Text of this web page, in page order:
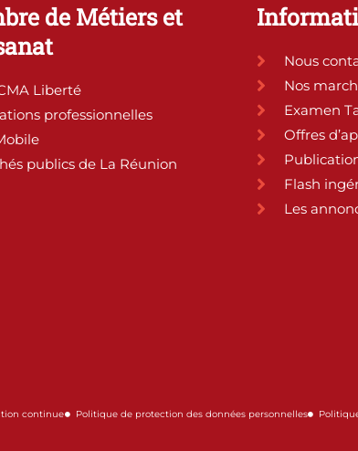
de Métiers et
Liberté
professionnelles
publics de La Réunion
Nous
Nos
Examen
Offres
Flash
Les
continue Politique de protection des données personnelles